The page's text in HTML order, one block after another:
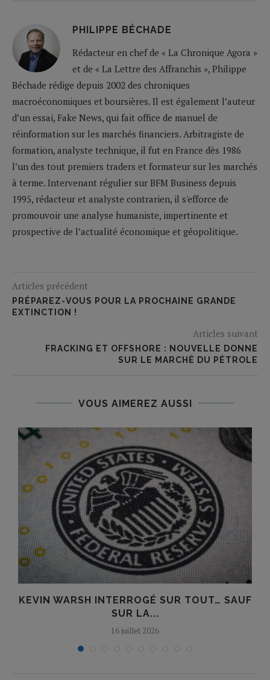
PHILIPPE BÉCHADE
Rédacteur en chef de « La Chronique Agora »
et de « La Lettre des Affranchis », Philippe
Béchade rédige depuis 2002 des chroniques
macroéconomiques et boursières. Il est également l’auteur
d’un essai, Fake News, qui fait office de manuel de
réinformation sur les marchés financiers. Arbitragiste de
formation, analyste technique, il fut en France dès 1986
l’un des tout premiers traders et formateur sur les marchés
à terme. Intervenant régulier sur BFM Business depuis
1995, rédacteur et analyste contrarien, il s'efforce de
promouvoir une analyse humaniste, impertinente et
prospective de l’actualité économique et géopolitique.
Articles précédent
PRÉPAREZ-VOUS POUR LA PROCHAINE GRANDE
EXTINCTION !
Articles suivant
FRACKING ET OFFSHORE : NOUVELLE DONNE
SUR LE MARCHÉ DU PÉTROLE
VOUS AIMEREZ AUSSI
KEVIN WARSH INTERROGÉ SUR TOUT… SAUF
SUR LA...
16 juillet 2026